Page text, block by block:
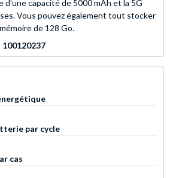
d'une capacité de 5000 mAh et la 5G
Vous pouvez également tout stocker
de 128 Go.
par cycle
cas